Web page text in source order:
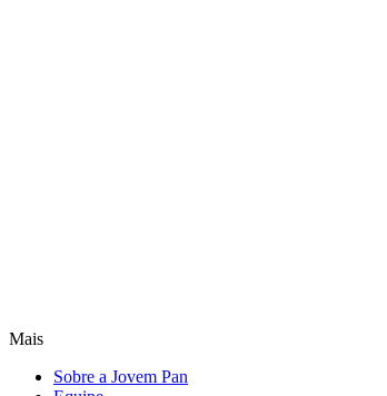
Mais
Sobre a Jovem Pan